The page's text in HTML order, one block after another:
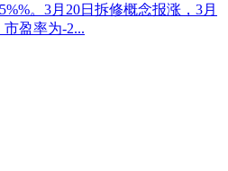
。3月20日拆修概念报涨，3月
盈率为-2...